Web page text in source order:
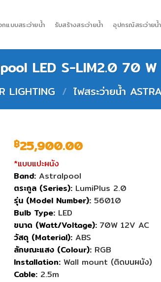
แบบสระว่ายน้ำ รับสร้างสระว่ายน้ำ อุปกรณ์สระว่ายน้ำ
LED S-LIM2.0 70 W
LIGHTING / ไฟสระว่ายน้ำ
฿25,900.00
*แบบแปะผนัง
Band: Astralpool
ตระกูล (Series): LumiPlus 2.0
รุ่น (Model Number): 56010
Bulb Type: LED
ขนาด (Watt/Voltage): 70W 12V AC
วัสดุ (Material): ABS
ลักษณะแสง (Colour): RGB
Installation: Wall mount (ติดบนผนัง)
Cable: 2.5m